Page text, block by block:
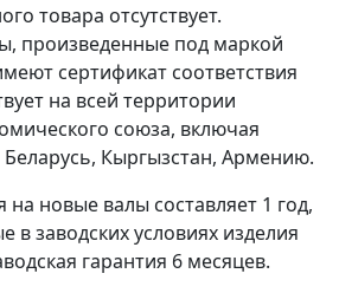
товара отсутствует.
произведенные под маркой
сертификат соответствия
на всей территории
союза, включая
Беларусь, Кыргызстан, Армению.
на новые валы составляет 1 год,
в заводских условиях изделия
гарантия 6 месяцев.